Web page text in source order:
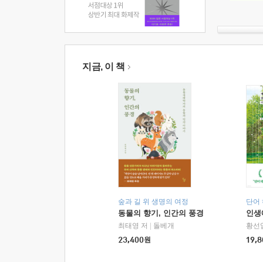
지금, 이 책
숲과 길 위 생명의 여정
동물의 향기, 인간의 풍경
최태영 저
돌베개
23,400원
단어
인
황선